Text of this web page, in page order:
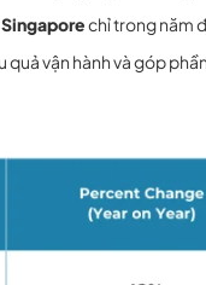
chỉ trong năm
quả vận hành và góp